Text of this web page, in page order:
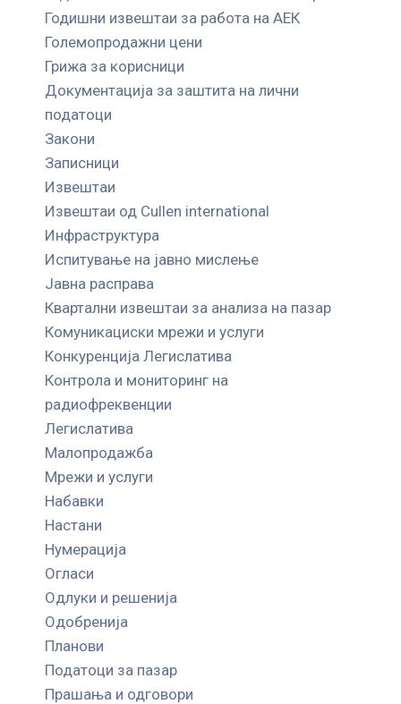
Годишни извештаи за работа на АЕК
Големопродажни цени
Грижа за корисници
Документација за заштита на лични
податоци
Закони
Записници
Извештаи
Извештаи од Cullen international
Инфраструктура
Испитување на јавно мислење
Јавна расправа
Квартални извештаи за анализа на пазар
Комуникациски мрежи и услуги
Конкуренција Легислатива
Контрола и мониторинг на
радиофреквенции
Легислатива
Малопродажба
Мрежи и услуги
Набавки
Настани
Нумерација
Огласи
Одлуки и решенија
Одобренија
Планови
Податоци за пазар
Прашања и одговори